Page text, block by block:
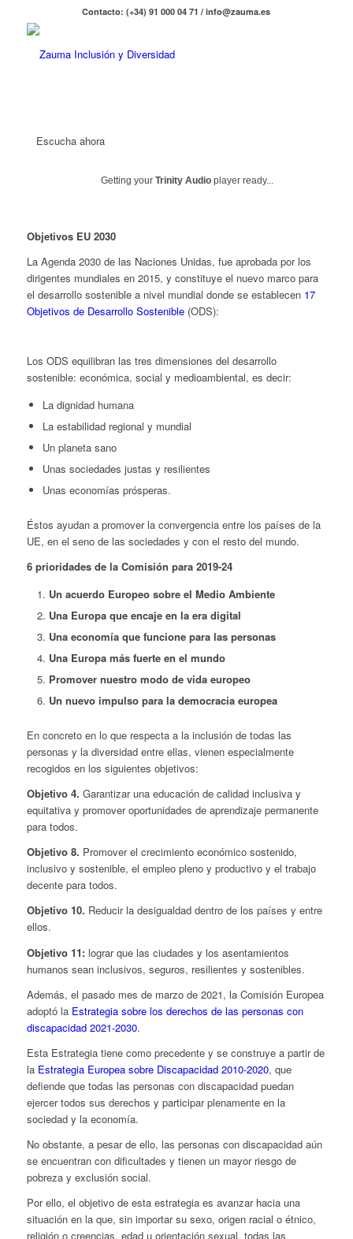
Contacto: (+34) 91 000 04 71 / info@zauma.es
Escucha ahora
Getting your Trinity Audioplayer ready...
Objetivos EU 2030
La Agenda 2030 de las Naciones Unidas, fue aprobada por los
dirigentes mundiales en 2015, y constituye el nuevo marco para
el desarrollo sostenible a nivel mundial donde se establecen 17
Objetivos de Desarrollo Sostenible(ODS):
Los ODS equilibran las tres dimensiones del desarrollo
sostenible: económica, social y medioambiental, es decir:
La dignidad humana
La estabilidad regional y mundial
Un planeta sano
Unas sociedades justas y resilientes
Unas economías prósperas.
Éstos ayudan a promover la convergencia entre los países de la
UE, en el seno de las sociedades y con el resto del mundo.
6 prioridades de la Comisión para 2019-24
Un acuerdo Europeo sobre el Medio Ambiente
Una Europa que encaje en la era digital
Una economía que funcione para las personas
Una Europa más fuerte en el mundo
Promover nuestro modo de vida europeo
Un nuevo impulso para la democracia europea
En concreto en lo que respecta a la inclusión de todas las
personas y la diversidad entre ellas, vienen especialmente
recogidos en los siguientes objetivos:
Objetivo 4. Garantizar una educación de calidad inclusiva y
equitativa y promover oportunidades de aprendizaje permanente
para todos.
Objetivo 8. Promover el crecimiento económico sostenido,
inclusivo y sostenible, el empleo pleno y productivo y el trabajo
decente para todos.
Objetivo 10. Reducir la desigualdad dentro de los países y entre
ellos.
Objetivo 11: lograr que las ciudades y los asentamientos
humanos sean inclusivos, seguros, resilientes y sostenibles.
Además, el pasado mes de marzo de 2021, la Comisión Europea
adoptó la Estrategia sobre los derechos de las personas con
discapacidad 2021-2030.
Esta Estrategia tiene como precedente y se construye a partir de
la Estrategia Europea sobre Discapacidad 2010-2020, que
defiende que todas las personas con discapacidad puedan
ejercer todos sus derechos y participar plenamente en la
sociedad y la economía.
No obstante, a pesar de ello, las personas con discapacidad aún
se encuentran con dificultades y tienen un mayor riesgo de
pobreza y exclusión social.
Por ello, el objetivo de esta estrategia es avanzar hacia una
situación en la que, sin importar su sexo, origen racial o étnico,
religión o creencias, edad u orientación sexual, todas las